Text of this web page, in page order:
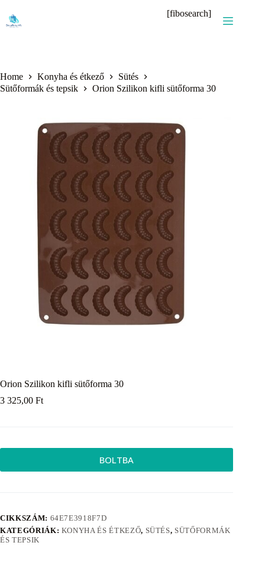
content
[fibosearch]
Home Konyha és étkező
Sütés
Sütőformák és tepsik
Orion Szilikon kifli sütőforma 30
Orion Szilikon kifli sütőforma 30
3 325,00 Ft
BOLTBA
CIKKSZÁM: 64E7E3918F7D
KATEGÓRIÁK: KONYHA ÉS ÉTKEZŐ, SÜTÉS, SÜTŐFORMÁK
ÉS TEPSIK